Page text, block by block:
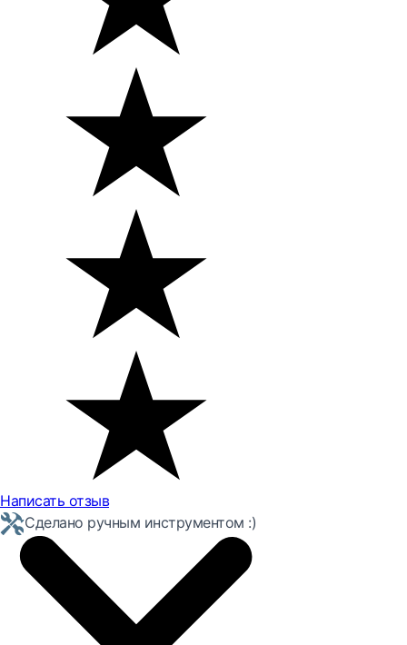
Написать отзыв
Сделано ручным инструментом :)